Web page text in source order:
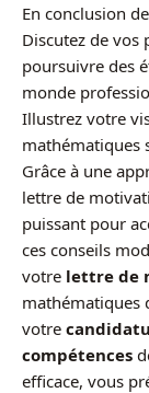
En conclusion
Discutez de vos
poursuivre des
monde
Illustrez votre
mathématiques
Grâce à une
lettre de
puissant pour
ces conseils
votre lettre de
mathématiques
votre
compétences
efficace, vous